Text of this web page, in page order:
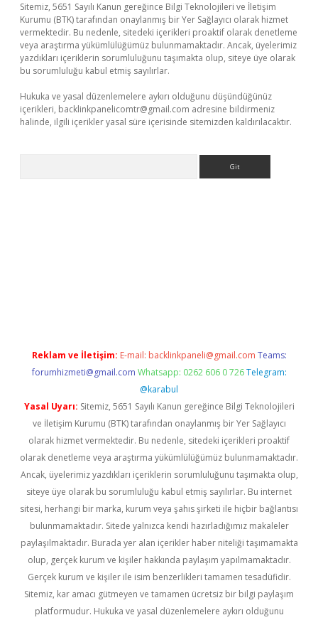
Sitemiz, 5651 Sayılı Kanun gereğince Bilgi Teknolojileri ve İletişim
Kurumu (BTK) tarafından onaylanmış bir Yer Sağlayıcı olarak hizmet
vermektedir. Bu nedenle, sitedeki içerikleri proaktif olarak denetleme
veya araştırma yükümlülüğümüz bulunmamaktadır. Ancak, üyelerimiz
yazdıkları içeriklerin sorumluluğunu taşımakta olup, siteye üye olarak
bu sorumluluğu kabul etmiş sayılırlar.
Hukuka ve yasal düzenlemelere aykırı olduğunu düşündüğünüz
içerikleri, backlinkpanelicomtr@gmail.com adresine bildirmeniz
halinde, ilgili içerikler yasal süre içerisinde sitemizden kaldırılacaktır.
Reklam ve İletişim: E-mail: backlinkpaneli@gmail.com Teams:
forumhizmeti@gmail.com Whatsapp: 0262 606 0 726 Telegram:
@karabul
Yasal Uyarı: Sitemiz, 5651 Sayılı Kanun gereğince Bilgi Teknolojileri
ve İletişim Kurumu (BTK) tarafından onaylanmış bir Yer Sağlayıcı
olarak hizmet vermektedir. Bu nedenle, sitedeki içerikleri proaktif
olarak denetleme veya araştırma yükümlülüğümüz bulunmamaktadır.
Ancak, üyelerimiz yazdıkları içeriklerin sorumluluğunu taşımakta olup,
siteye üye olarak bu sorumluluğu kabul etmiş sayılırlar. Bu internet
sitesi, herhangi bir marka, kurum veya şahıs şirketi ile hiçbir bağlantısı
bulunmamaktadır. Sitede yalnızca kendi hazırladığımız makaleler
paylaşılmaktadır. Burada yer alan içerikler haber niteliği taşımamakta
olup, gerçek kurum ve kişiler hakkında paylaşım yapılmamaktadır.
Gerçek kurum ve kişiler ile isim benzerlikleri tamamen tesadüfidir.
Sitemiz, kar amacı gütmeyen ve tamamen ücretsiz bir bilgi paylaşım
platformudur. Hukuka ve yasal düzenlemelere aykırı olduğunu